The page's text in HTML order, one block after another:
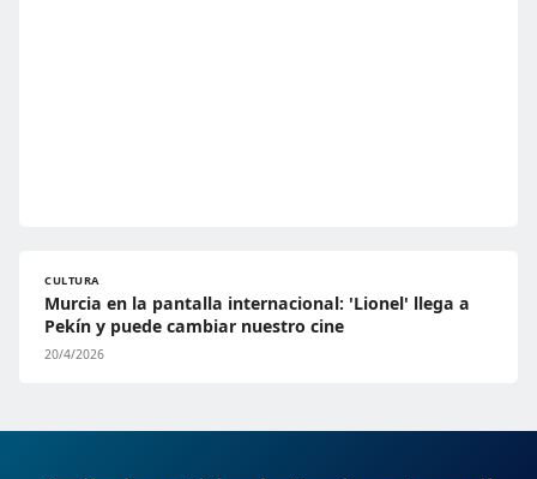
CULTURA
Murcia en la pantalla internacional: 'Lionel' llega a
Pekín y puede cambiar nuestro cine
20/4/2026